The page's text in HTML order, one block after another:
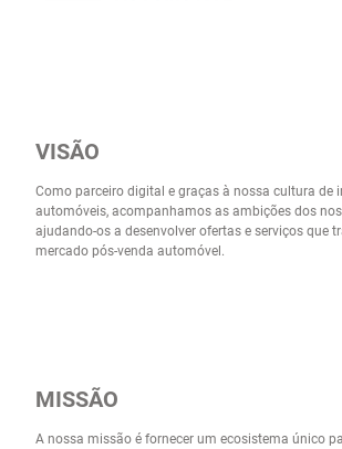
VISÃO
Como parceiro digital e graças à nossa cultura de
automóveis, acompanhamos as ambições dos
ajudando-os a desenvolver ofertas e serviços que
mercado pós-venda automóvel.
MISSÃO
A nossa missão é fornecer um ecosistema único